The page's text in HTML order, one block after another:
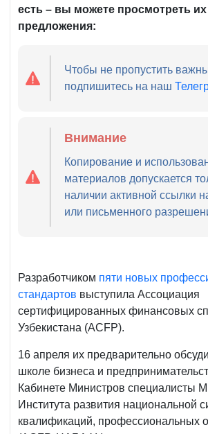
есть – вы можете просмотреть
предложения:
Чтобы не пропустить
подпишитесь на наш
Внимание
Копирование и
материалов допускается
наличии активной ссылки
или письменного
Разработчиком пяти новых
стандартов выступила Ассоциация
сертифицированных финансовых
Узбекистана (ACFP).
16 апреля их предварительно
школе бизнеса и
Кабинете Министров специалисты
Института развития национальной
квалификаций, профессиональных